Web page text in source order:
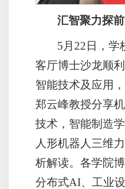
汇智聚力探
5月22日，学
客厅博士沙龙顺
智能技术及应用
郑云峰教授分享
技术，智能制造
人形机器人三维
析解读。各学院
分布式AI、工业